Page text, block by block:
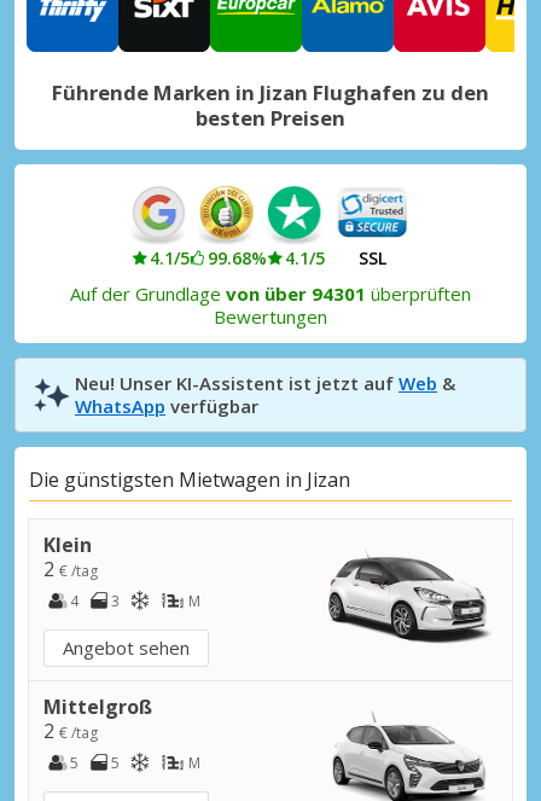
Führende Marken in Jizan Flughafen zu den
besten Preisen
4.1/5 99.68% 4.1/5 SSL
Auf der Grundlage von über 94301 überprüften
Bewertungen
Neu! Unser KI-Assistent ist jetzt auf Web &
WhatsApp verfügbar
Die günstigsten Mietwagen in Jizan
Klein
2 € /tag
4
3 M
Angebot sehen
Mittelgroß
2 € /tag
5
5 M